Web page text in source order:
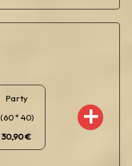
Party
(60 * 40)
30,90 €